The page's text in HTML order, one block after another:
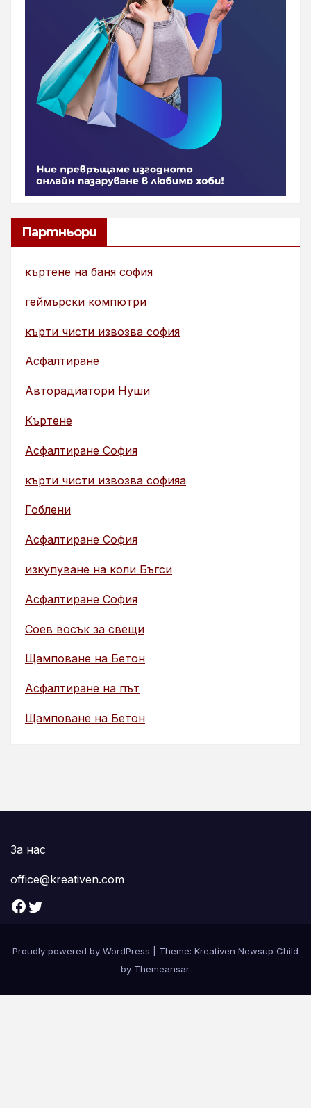
Партньори
къртене на баня софия
геймърски компютри
кърти чисти извозва софия
Асфалтиране
Авторадиатори Нуши
Къртене
Асфалтиране София
кърти чисти извозва софияа
Гоблени
Асфалтиране София
изкупуване на коли Бъгси
Асфалтиране София
Соев восък за свещи
Щамповане на Бетон
Асфалтиране на път
Щамповане на Бетон
За нас
office@kreativen.com
Facebook Twitter
Proudly powered by WordPress
Theme: Kreativen Newsup Child
by Themeansar.